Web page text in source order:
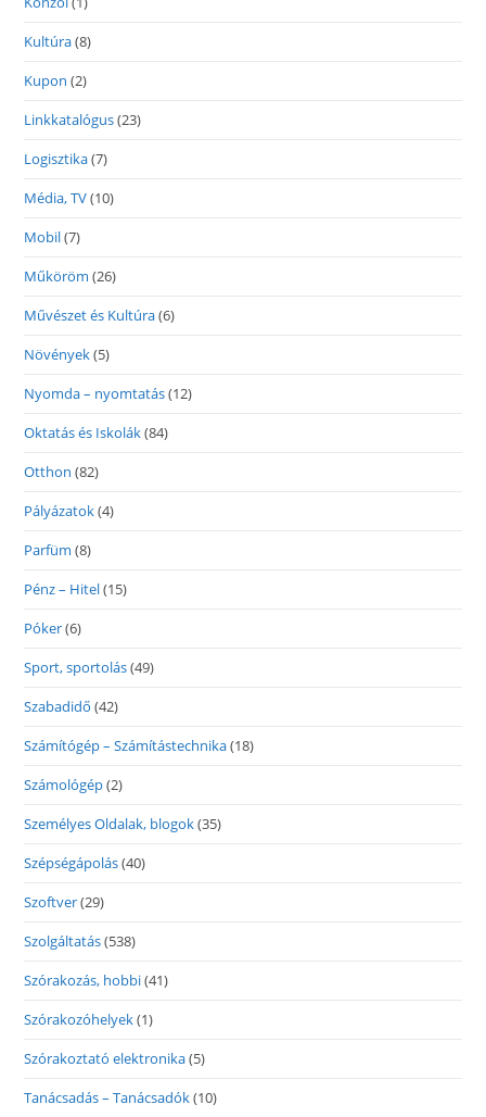
Kultúra(8)
Kupon (2)
Linkkatalógus(23)
Logisztika(7)
Média, TV(10)
Mobil(7)
Műköröm (26)
Művészet és Kultúra(6)
Növények(5)
Nyomda – nyomtatás(12)
Oktatás és Iskolák(84)
Otthon (82)
Pályázatok(4)
Parfüm (8)
Pénz – Hitel(15)
Póker(6)
Sport, sportolás(49)
Szabadidő (42)
Számítógép – Számítástechnika(18)
Számológép(2)
Személyes Oldalak, blogok(35)
Szépségápolás(40)
Szoftver(29)
Szolgáltatás(538)
Szórakozás, hobbi(41)
Szórakozóhelyek(1)
Szórakoztató elektronika(5)
Tanácsadás – Tanácsadók(10)